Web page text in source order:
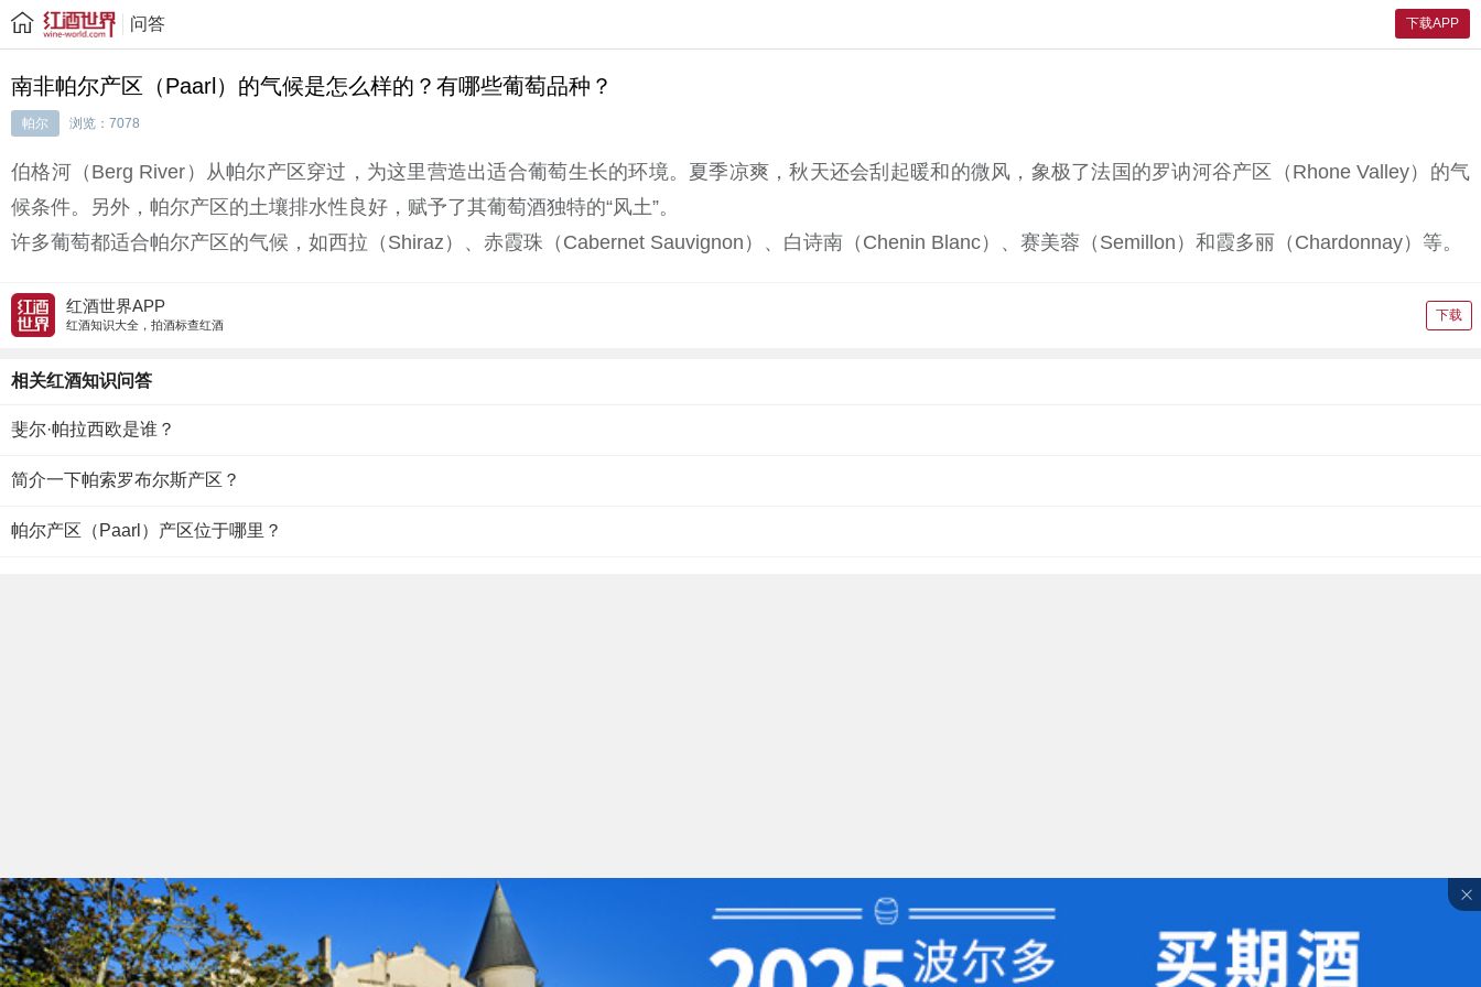
下载APP
问答
南非帕尔产区（Paarl）的气候是怎么样的？有哪些葡萄品种？
帕尔 浏览：7078
伯格河（Berg River）从帕尔产区穿过，为这里营造出适合葡萄生长的环境。夏季凉爽，秋天还会刮起暖和的微风，象极了法国的罗讷河谷产区（Rhone Valley）的气
候条件。另外，帕尔产区的土壤排水性良好，赋予了其葡萄酒独特的“风土”。
许多葡萄都适合帕尔产区的气候，如西拉（Shiraz）、赤霞珠（Cabernet Sauvignon）、白诗南（Chenin Blanc）、赛美蓉（Semillon）和霞多丽（Chardonnay）等。
红酒世界APP
红酒知识大全，拍酒标查红酒
下载
相关红酒知识问答
斐尔·帕拉西欧是谁？
简介一下帕索罗布尔斯产区？
帕尔产区（Paarl）产区位于哪里？